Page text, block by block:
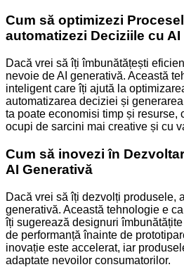
Cum să optimizezi
automatizezi Deciziile cu
Dacă vrei să îți îmbunătățești
nevoie de AI generativă. Această
inteligent care îți ajută la
automatizarea deciziei și
ta poate economisi timp și resurse,
ocupi de sarcini mai creative și cu
Cum să inovezi în
AI Generativă
Dacă vrei să îți dezvolți produsele,
generativă. Această tehnologie e
îți sugerează designuri
de performanță înainte de
inovație este accelerat, iar
adaptate nevoilor consumatorilor.